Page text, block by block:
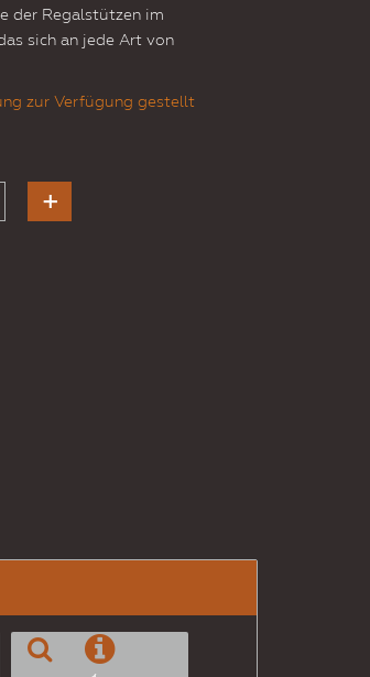
der Regalstützen im
sich an jede Art von
zur Verfügung gestellt